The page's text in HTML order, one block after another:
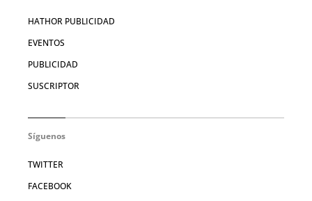
HATHOR PUBLICIDAD
EVENTOS
PUBLICIDAD
SUSCRIPTOR
Síguenos
TWITTER
FACEBOOK